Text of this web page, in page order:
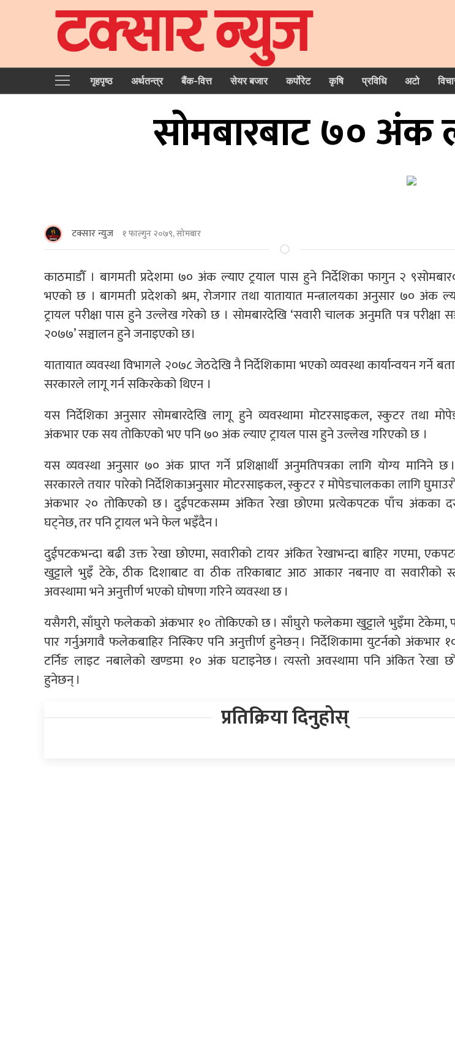
गृहपृष्‍ठ अर्थतन्त्र बैंक-वित्त सेयर बजार कर्पोरेट कृषि प्रविधि अटो
सोमबारबाट ७० अंक
टक्सार न्युज १ फाल्गुन २०७९, सोमबार
काठमाडौँ । बागमती प्रदेशमा ७० अंक ल्याए ट्रयाल पास हुने निर्देशिका फागुन २
भएको छ । बागमती प्रदेशको श्रम, रोजगार तथा यातायात मन्त्रालयका अनुसार ७० अंक
ट्रायल परीक्षा पास हुने उल्लेख गरेको छ । सोमबारदेखि ‘सवारी चालक अनुमति पत्र परीक्षा
२०७७’ सञ्चालन हुने जनाइएको छ।
यातायात व्यवस्था विभागले २०७८ जेठदेखि नै निर्देशिकामा भएको व्यवस्था कार्यान्वयन गर्ने
सरकारले लागू गर्न सकिरकेको थिएन ।
यस निर्देशिका अनुसार सोमबारदेखि लागू हुने व्यवस्थामा मोटरसाइकल, स्कुटर तथा
अंकभार एक सय तोकिएको भए पनि ७० अंक ल्याए ट्रायल पास हुने उल्लेख गरिएको छ ।
यस व्यवस्था अनुसार ७० अंक प्राप्त गर्ने प्रशिक्षार्थी अनुमतिपत्रका लागि योग्य मानिने छ
सरकारले तयार पारेको निर्देशिकाअनुसार मोटरसाइकल, स्कुटर र मोपेडचालकका लागि
अंकभार २० तोकिएको छ । दुईपटकसम्म अंकित रेखा छोएमा प्रत्येकपटक पाँच अंकका
घट्नेछ, तर पनि ट्रायल भने फेल भइँदैन ।
दुईपटकभन्दा बढी उक्त रेखा छोएमा, सवारीको टायर अंकित रेखाभन्दा बाहिर गएमा,
खुट्टाले भुइँ टेके, ठीक दिशाबाट वा ठीक तरिकाबाट आठ आकार नबनाए वा सवारीको
अवस्थामा भने अनुत्तीर्ण भएको घोषणा गरिने व्यवस्था छ ।
यसैगरी, साँघुरो फलेकको अंकभार १० तोकिएको छ । साँघुरो फलेकमा खुट्टाले भुइँमा
पार गर्नुअगावै फलेकबाहिर निस्किए पनि अनुत्तीर्ण हुनेछन् । निर्देशिकामा युटर्नको अंकभार
टर्निङ लाइट नबालेको खण्डमा १० अंक घटाइनेछ । त्यस्तो अवस्थामा पनि अंकित रेखा
हुनेछन् ।
प्रतिक्रिया दिनुहोस्